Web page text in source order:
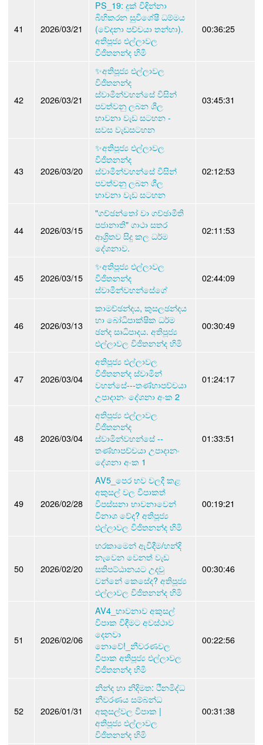
41 2026/03/21
PS_19: දුක් විඳින්නා
බිහිකරන සුවිශේෂී ධම්මය
(වේදනා පච්චයා තන්හා).
අතිපූජ්‍ය එල්ලාවල
විජිතනන්ද හිමි
00:36:25
42 2026/03/21
✨අතිපූජ්‍ය එල්ලාවල
විජිතනන්ද
ස්වාමීන්වහන්සේ විසින්
පවත්වනු ලබන ශීල
භාවනා වැඩ සටහන -
සවස වැඩසටහන
03:45:31
43 2026/03/20
✨අතිපූජ්‍ය එල්ලාවල
විජිතනන්ද
ස්වාමීන්වහන්සේ විසින්
පවත්වනු ලබන ශීල
භාවනා වැඩ සටහන
02:12:53
44 2026/03/15
"ගච්ඡන්තෝ වා ගච්ඡාමීති
පජානාති" ගාථා සතර
ආශ්‍රිතව සිදු කල ධර්ම
දේශනාව.
02:11:53
45 2026/03/15
✨අතිපූජ්‍ය එල්ලාවල
විජිතනන්ද
ස්වාමීන්වහන්සේගේ
02:44:09
46 2026/03/13
කාමච්ඡන්දය, කුසලඡන්දය
හා බෝධිපාක්ෂික ධර්ම
ඡන්ද සෘධිපාදය. අතිපූජ්‍ය
එල්ලාවල විජිතනන්ද හිමි
00:30:49
47 2026/03/04
අතිපූජ්‍ය එල්ලාවල
විජිතනන්ද ස්වාමින්
වහන්සේ---තණ්හාපච්චයා
උපාදානං දේශනා අංක 2
01:24:17
48 2026/03/04
අතිපූජ්‍ය එල්ලාවල
විජිතනන්ද
ස්වාමින්වහන්සේ --
තණ්හාපච්චයා උපාදානං
දේශනා අංක 1
01:33:51
49 2026/02/28
AV5_පෙර භව වලදී කළ
අකුසල් වල විපාකත්
විපස්සනා භාවනාවෙන්
විනාශ වේද? අතිපූජ්‍ය
එල්ලාවල විජිතනන්ද හිමි
00:19:21
50 2026/02/20
හරකාමෙන් ඇවිදීම/හන්දි
නැවෙන වෙනත් වැඩ
සතිපට්ඨානයට උදවු
වන්නේ කෙසේද? අතිපූජ්‍ය
එල්ලාවල විජිතනන්ද හිමි
00:30:46
51 2026/02/06
AV4_භාවනාව අකුසල්
විපාක විඳීමට අවස්ථාව
දෙනවා
නොවේ!_නීවරණවල
විපාක අතිපූජ්‍ය එල්ලාවල
විජිතනන්ද හිමි
00:22:56
52 2026/01/31
නින්ද හා නිදිමත: ථීනමිද්ධ
නීවරණය සම්බන්ධ
අකුසල්වල විපාක |
අතිපූජ්‍ය එල්ලාවල
විජිතනන්ද හිමි
00:31:38